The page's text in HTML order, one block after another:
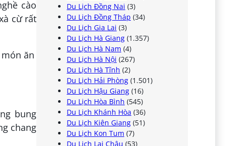
cào
cừ rất
bung
chang
Du Lịch Đồng Nai (3)
Du Lịch Đồng Tháp (34)
Du Lịch Gia Lai (3)
Du Lịch Hà Giang (1.357)
Du Lịch Hà Nam (4)
Du Lịch Hà Nội (267)
Du Lịch Hà Tĩnh (2)
Du Lịch Hải Phòng (1.501)
Du Lịch Hậu Giang (16)
Du Lịch Hòa Bình (545)
Du Lịch Khánh Hòa (36)
Du Lịch Kiên Giang (51)
Du Lịch Kon Tum (7)
Du Lịch Lai Châu (53)